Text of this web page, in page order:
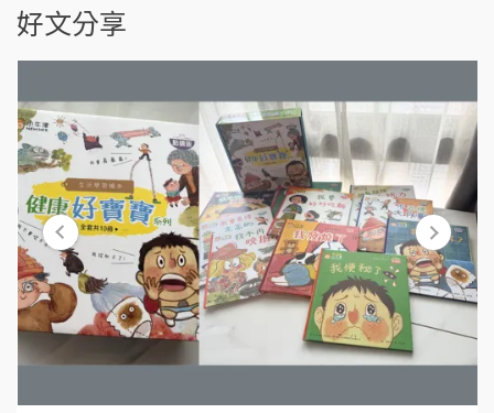
好文分享